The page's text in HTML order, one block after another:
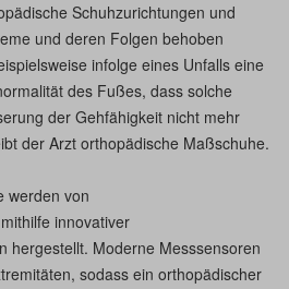
Schuhzurichtungen und
und deren Folgen behoben
infolge eines Unfalls eine
des Fußes, dass solche
der Gehfähigkeit nicht mehr
der Arzt orthopädische Maßschuhe.
werden von
innovativer
hergestellt. Moderne Messsensoren
sodass ein orthopädischer